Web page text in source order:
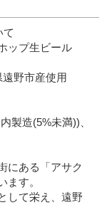
て
ップ生ビール
野市産使用
製造(5%未満))、
にある「アサク
ます。
して栄え、遠野